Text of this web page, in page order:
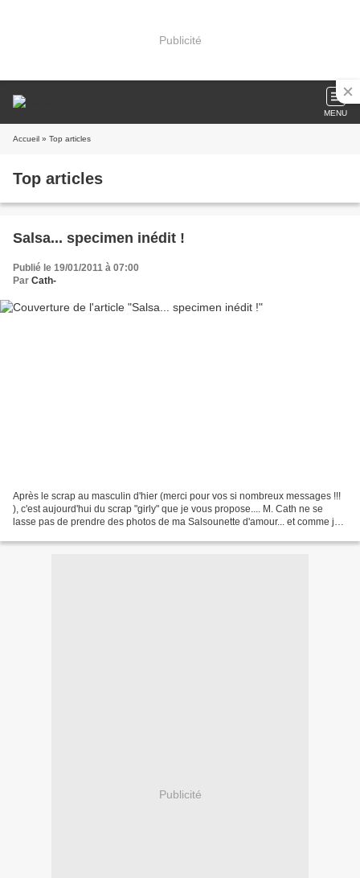
Publicité
MENU
Accueil » Top articles
Top articles
Salsa... specimen inédit !
Publié le 19/01/2011 à 07:00
Par Cath-
Après le scrap au masculin d'hier (merci pour vos si nombreux messages !!!
), c'est aujourd'hui du scrap "girly" que je vous propose.... M. Cath ne se
lasse pas de prendre des photos de ma Salsounette d'amour... et comme je
Publicité